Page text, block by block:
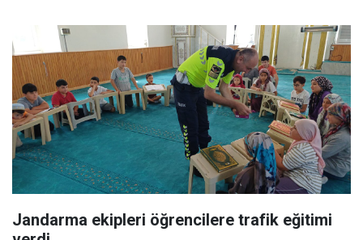
Jandarma ekipleri öğrencilere trafik eğitimi